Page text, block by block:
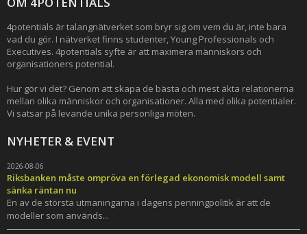
4potentials är talangnätverket som bryr sig om vem du är, inte bara
vad du gör. I nätverket finns studenter, Young Professionals och
Executives. 4potentials syfte är att maximera människors och
organisationers potential.
Hur gör vi det? Genom att skapa de bästa och mest äkta relationerna
mellan olika människor och organisationer. Alla med olika potentialer.
Vi satsar på levande unika personliga möten.
NYHETER & EVENT
2026-08-06
Riksbanken måste ompröva en förlegad ekonomisk modell samt
sänka räntan nu
En av de största utmaningarna i dagens penningpolitik är att de
modeller som används...